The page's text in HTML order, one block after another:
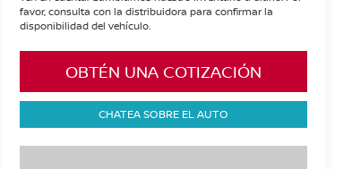
favor, consulta con la distribuidora para confirmar la
disponibilidad del vehículo.
OBTÉN UNA COTIZACIÓN
CHATEA SOBRE EL AUTO